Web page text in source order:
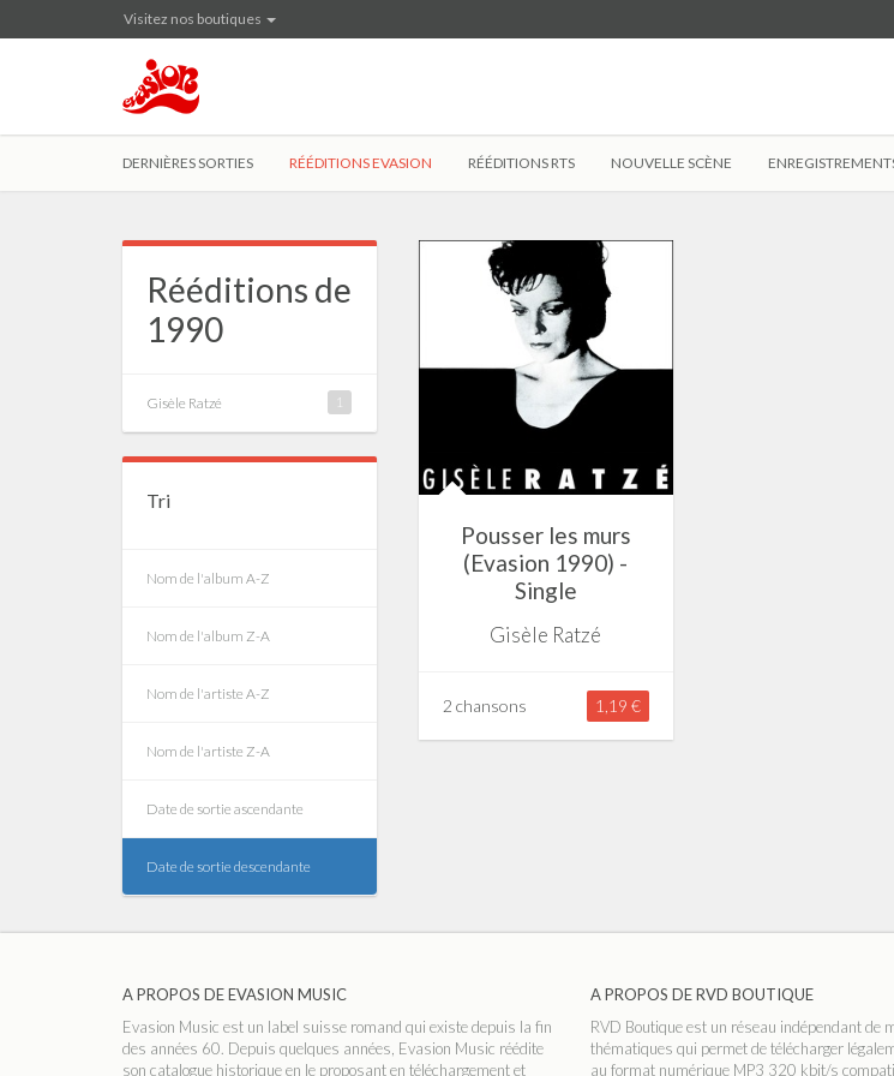
Visitez nos boutiques
DERNIÈRES SORTIES RÉÉDITIONS EVASION RÉÉDITIONS RTS NOUVELLE SCÈNE
Rééditions de
1990
Gisèle Ratzé 1
Tri
Nom de l'album A-Z
Nom de l'album Z-A
Nom de l'artiste A-Z
Nom de l'artiste Z-A
Date de sortie ascendante
Date de sortie descendante
Pousser les murs
(Evasion 1990) -
Single
Gisèle Ratzé
2 chansons 1,19 €
A PROPOS DE EVASION MUSIC
Evasion Music est un label suisse romand qui existe depuis la fin
des années 60. Depuis quelques années, Evasion Music réédite
son catalogue historique en le proposant en téléchargement et
A PROPOS DE RVD BOUTIQUE
RVD Boutique est un réseau indépendant de
thématiques qui permet de télécharger
au format numérique MP3 320 kbit/s